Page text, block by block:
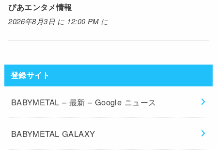
ぴあエンタメ情報
2026年8月3日 に 12:00 PM に
登録サイト
BABYMETAL – 最新 – Google ニュース
BABYMETAL GALAXY